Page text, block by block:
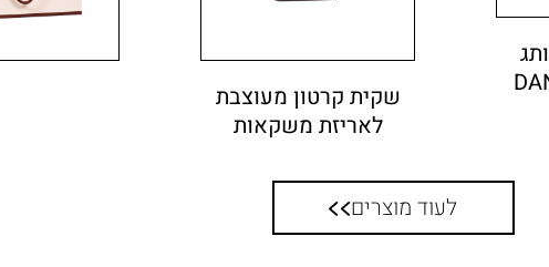
שקית קרטון מעוצבת
לאריזת משקאות
לעוד מוצרים